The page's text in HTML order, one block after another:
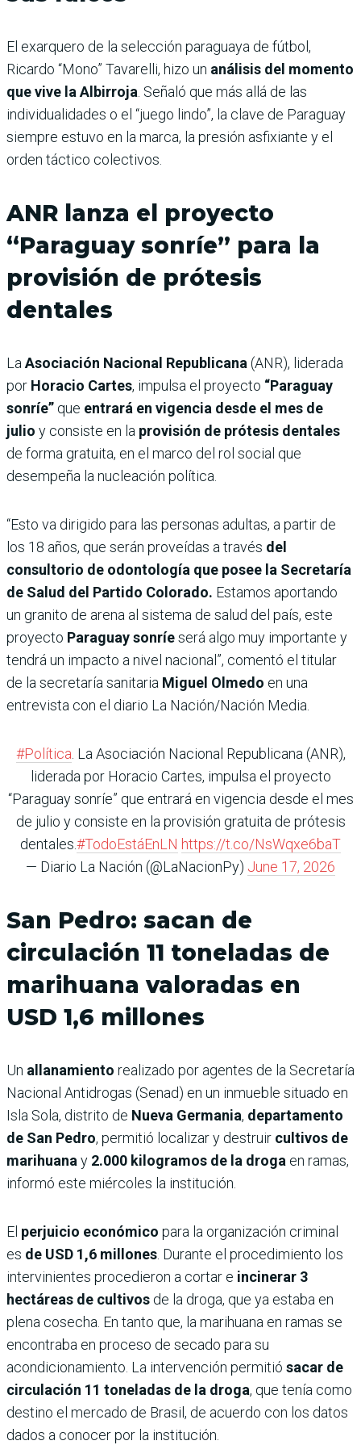
El exarquero de la selección paraguaya de fútbol,
Ricardo “Mono” Tavarelli, hizo un análisis del momento
que vive la Albirroja. Señaló que más allá de las
individualidades o el “juego lindo”, la clave de Paraguay
siempre estuvo en la marca, la presión asfixiante y el
orden táctico colectivos.
ANR lanza el proyecto
“Paraguay sonríe” para la
provisión de prótesis
dentales
LaAsociación Nacional Republicana(ANR), liderada
por Horacio Cartes, impulsa el proyecto “Paraguay
sonríe” que entrará en vigencia desde el mes de
julio y consiste en la provisión de prótesis dentales
de forma gratuita, en el marco del rol social que
desempeña la nucleación política.
“Esto va dirigido para las personas adultas, a partir de
los 18 años, que serán proveídas a través del
consultorio de odontología que posee la Secretaría
de Salud del Partido Colorado. Estamos aportando
un granito de arena al sistema de salud del país, este
proyecto Paraguay sonríeserá algo muy importante y
tendrá un impacto a nivel nacional”, comentó el titular
de la secretaría sanitaria Miguel Olmedo en una
entrevista con el diario La Nación/Nación Media.
#Política. La Asociación Nacional Republicana (ANR),
liderada por Horacio Cartes, impulsa el proyecto
“Paraguay sonríe” que entrará en vigencia desde el mes
de julio y consiste en la provisión gratuita de prótesis
dentales.#TodoEstáEnLN https://t.co/NsWqxe6baT
— Diario La Nación (@LaNacionPy) June 17, 2026
San Pedro: sacan de
circulación 11 toneladas de
marihuana valoradas en
USD 1,6 millones
Un allanamiento realizado por agentes de la Secretaría
Nacional Antidrogas (Senad) en un inmueble situado en
Isla Sola, distrito de Nueva Germania, departamento
de San Pedro, permitió localizar y destruir cultivos de
marihuanay 2.000 kilogramos de la droga en ramas,
informó este miércoles la institución.
El perjuicio económico para la organización criminal
es de USD 1,6 millones. Durante el procedimiento los
intervinientes procedieron a cortar e incinerar 3
hectáreas de cultivos de la droga, que ya estaba en
plena cosecha. En tanto que, la marihuana en ramas se
encontraba en proceso de secado para su
acondicionamiento. La intervención permitió sacar de
circulación 11 toneladas de la droga, que tenía como
destino el mercado de Brasil, de acuerdo con los datos
dados a conocer por la institución.